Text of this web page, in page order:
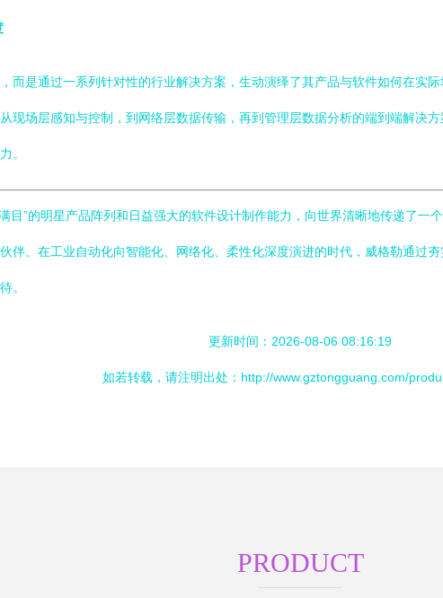
而是通过一系列针对性的行业解决方案，生动演绎了其产品与软件如何在实
现场层感知与控制，到网络层数据传输，再到管理层数据分析的端到端解决
。
目”的明星产品阵列和日益强大的软件设计制作能力，向世界清晰地传递了
伴。在工业自动化向智能化、网络化、柔性化深度演进的时代，威格勒通过
。
更新时间：2026-08-06 08:16:19
如若转载，请注明出处：http://www.gztongguang.com/
PRODUCT